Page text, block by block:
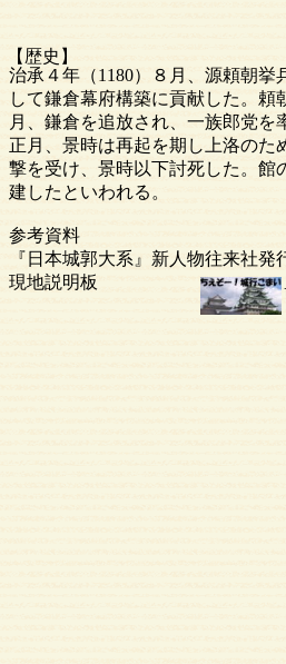
治承４年（1180）８月、源頼朝
して鎌倉幕府構築に貢献した。
月、鎌倉を追放され、一族郎党
正月、景時は再起を期し上洛の
撃を受け、景時以下討死した。館
建したといわれる。
参考資料
『日本城郭大系』新人物往来社発
現地説明板
【歴史】